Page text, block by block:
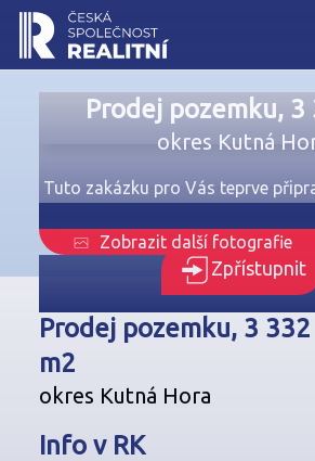
Prodej pozemku, 3
okres Kutná
Tuto zakázku pro Vás teprve
Zpřístupnit
Zobrazit další fotografie
Prodej pozemku, 3 332
m2
okres Kutná Hora
Info v RK